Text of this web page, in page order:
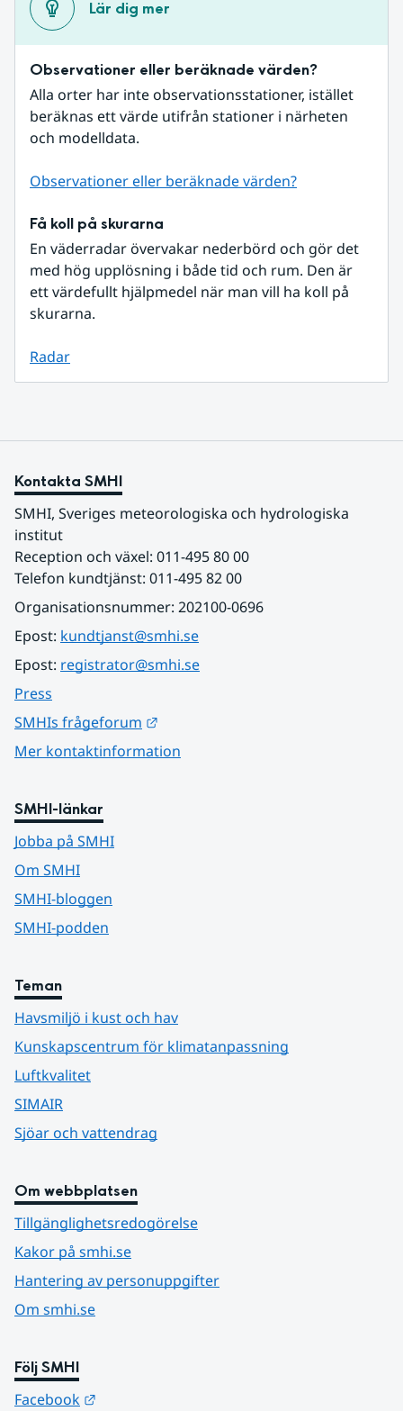
Lär dig mer
Observationer eller beräknade värden?
Alla orter har inte observationsstationer, istället
beräknas ett värde utifrån stationer i närheten
och modelldata.
Observationer eller beräknade värden?
Få koll på skurarna
En väderradar övervakar nederbörd och gör det
med hög upplösning i både tid och rum. Den är
ett värdefullt hjälpmedel när man vill ha koll på
skurarna.
Radar
Kontakta SMHI
SMHI, Sveriges meteorologiska och hydrologiska
institut
Reception och växel: 011-495 80 00
Telefon kundtjänst: 011-495 82 00
Organisationsnummer: 202100-0696
Epost: kundtjanst@smhi.se
Epost: registrator@smhi.se
Press
SMHIs frågeforum
Mer kontaktinformation
SMHI-länkar
Jobba på SMHI
Om SMHI
SMHI-bloggen
SMHI-podden
Teman
Havsmiljö i kust och hav
Kunskapscentrum för klimatanpassning
Luftkvalitet
SIMAIR
Sjöar och vattendrag
Om webbplatsen
Tillgänglighetsredogörelse
Kakor på smhi.se
Hantering av personuppgifter
Om smhi.se
Följ SMHI
Facebook